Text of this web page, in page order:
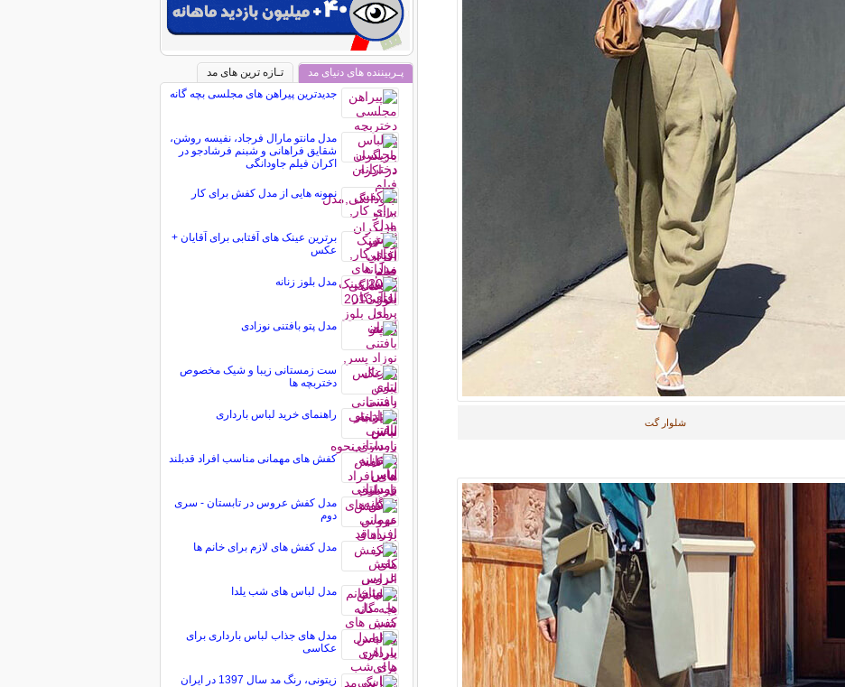
شلوار گت
پـربیننده های دنیای مد
تـازه ترین های مد
جدیدترین پیراهن های مجلسی بچه گانه
مدل مانتو مارال فرجاد، نفیسه روشن،
شقایق فراهانی و شبنم فرشادجو در
اکران فیلم جاودانگی
نمونه هایی از مدل کفش برای کار
برترین عینک‌ های آفتابی برای آقایان +
عکس
مدل بلوز زنانه
مدل پتو بافتنی نوزادی
ست زمستانی زیبا و شیک مخصوص
دختربچه ها
راهنمای خرید لباس بارداری
کفش های مهمانی مناسب افراد قدبلند
مدل کفش عروس در تابستان - سری
دوم
مدل کفش های لازم برای خانم ها
مدل لباس های شب یلدا
مدل های جذاب لباس بارداری برای
عکاسی
زیتونی، رنگ مد سال 1397 در ایران